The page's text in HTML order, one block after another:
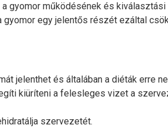
gyomor működésének és
egy jelentős részét ezáltal
jelenthet és általában a diéták erre
kiüríteni a felesleges vizet a
szervezetét.